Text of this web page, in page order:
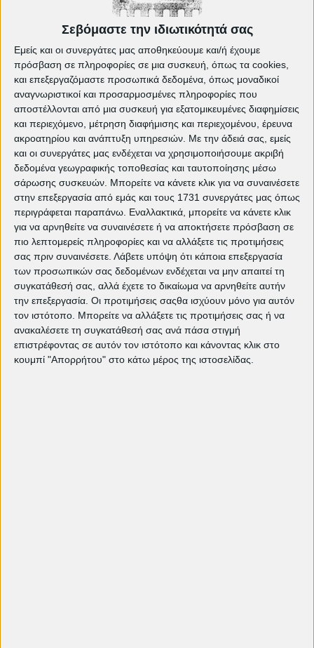
Σεβόμαστε την ιδιωτικότητά σας
Εμείς και οι συνεργάτες μας αποθηκεύουμε και/ή έχουμε
πρόσβαση σε πληροφορίες σε μια συσκευή, όπως τα cookies,
και επεξεργαζόμαστε προσωπικά δεδομένα, όπως μοναδικοί
αναγνωριστικοί και προσαρμοσμένες πληροφορίες που
αποστέλλονται από μια συσκευή για εξατομικευμένες διαφημίσεις
και περιεχόμενο, μέτρηση διαφήμισης και περιεχομένου, έρευνα
ακροατηρίου και ανάπτυξη υπηρεσιών. Με την άδειά σας, εμείς
και οι συνεργάτες μας ενδέχεται να χρησιμοποιήσουμε ακριβή
δεδομένα γεωγραφικής τοποθεσίας και ταυτοποίησης μέσω
σάρωσης συσκευών. Μπορείτε να κάνετε κλικ για να συναινέσετε
στην επεξεργασία από εμάς και τους 1731 συνεργάτες μας όπως
περιγράφεται παραπάνω. Εναλλακτικά, μπορείτε να κάνετε κλικ
για να αρνηθείτε να συναινέσετε ή να αποκτήσετε πρόσβαση σε
πιο λεπτομερείς πληροφορίες και να αλλάξετε τις προτιμήσεις
σας πριν συναινέσετε. Λάβετε υπόψη ότι κάποια επεξεργασία
των προσωπικών σας δεδομένων ενδέχεται να μην απαιτεί τη
συγκατάθεσή σας, αλλά έχετε το δικαίωμα να αρνηθείτε αυτήν
την επεξεργασία. Οι προτιμήσεις σαςθα ισχύουν μόνο για αυτόν
τον ιστότοπο. Μπορείτε να αλλάξετε τις προτιμήσεις σας ή να
ανακαλέσετε τη συγκατάθεσή σας ανά πάσα στιγμή
επιστρέφοντας σε αυτόν τον ιστότοπο και κάνοντας κλικ στο
κουμπί "Απορρήτου" στο κάτω μέρος της ιστοσελίδας.
Γενική Είσοδος: 5€
Θερινός Δημοτικός Κινηματογράφος "Σινέ
Πετρούπολις"
25ης Μαρτίου 168, Πετρούπολη